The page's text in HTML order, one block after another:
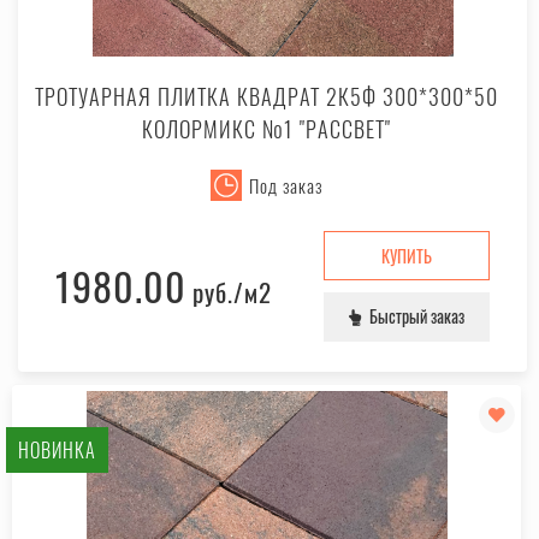
ТРОТУАРНАЯ ПЛИТКА КВАДРАТ 2К5Ф 300*300*50
КОЛОРМИКС №1 "РАССВЕТ"
Под заказ
1980.00 руб./м2
КУПИТЬ
Быстрый заказ
НОВИНКА